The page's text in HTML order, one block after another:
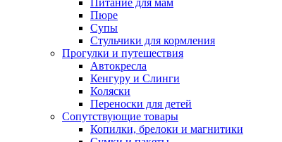
Питание для мам
Пюре
Супы
Стульчики для кормления
Прогулки и путешествия
Автокресла
Кенгуру и Слинги
Коляски
Переноски для детей
Сопутствующие товары
Копилки, брелоки и магнитики